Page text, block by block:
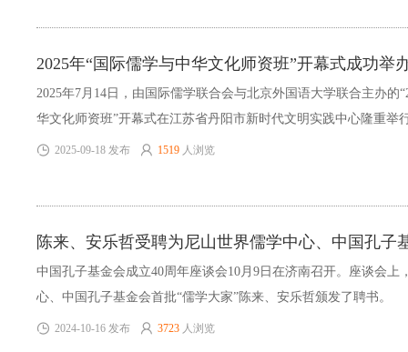
2025年“国际儒学与中华文化师资班”开幕式成功举
2025年7月14日，由国际儒学联合会与北京外国语大学联合主办的
华文化师资班”开幕式在江苏省丹阳市新时代文明实践中心隆重举
党委常委、副校长刘欣路，国际儒学联合会秘书长马箭飞，丹阳
耀拉大学副教授梅森，香港浸会大学副教授田凯文等专家学者和
出席。开幕式由北京外国语大学国际中国文化研究院院长高金萍
2025-09-18 发布 1519 人浏览
陈来、安乐哲受聘为尼山世界儒学中心、中国孔子
中国孔子基金会成立40周年座谈会10月9日在济南召开。座谈会上
心、中国孔子基金会首批“儒学大家”陈来、安乐哲颁发了聘书。
2024-10-16 发布 3723 人浏览